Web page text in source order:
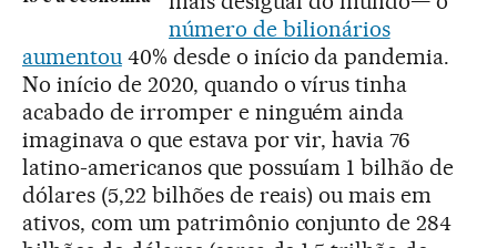
número de bilionários
aumentou40% desde o início da pandemia.
No início de 2020, quando o vírus tinha
acabado de irromper e ninguém ainda
imaginava o que estava por vir, havia 76
latino-americanos que possuíam 1 bilhão de
dólares (5,22 bilhões de reais) ou mais em
ativos, com um patrimônio conjunto de 284